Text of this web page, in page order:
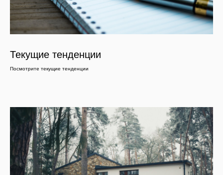
Текущие тенденции
Посмотрите текущие тенденции